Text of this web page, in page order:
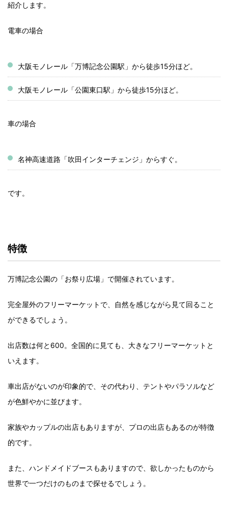
紹介します。
電車の場合
大阪モノレール「万博記念公園駅」から徒歩15分ほど。
大阪モノレール「公園東口駅」から徒歩15分ほど。
車の場合
名神高速道路「吹田インターチェンジ」からすぐ。
です。
特徴
万博記念公園の「お祭り広場」で開催されています。
完全屋外のフリーマーケットで、自然を感じながら見て回ること
ができるでしょう。
出店数は何と600。全国的に見ても、大きなフリーマーケットと
いえます。
車出店がないのが印象的で、その代わり、テントやパラソルなど
が色鮮やかに並びます。
家族やカップルの出店もありますが、プロの出店もあるのが特徴
的です。
また、ハンドメイドブースもありますので、欲しかったものから
世界で一つだけのものまで探せるでしょう。